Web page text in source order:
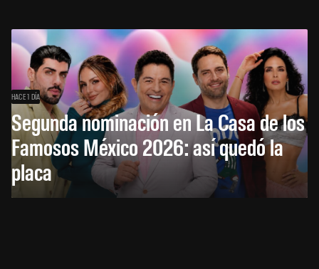
HACE 1 DÍA
Segunda nominación en La Casa de los
Famosos México 2026: así quedó la
placa